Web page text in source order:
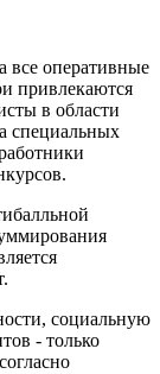
все оперативные
привлекаются
в области
специальных
социальную
- только